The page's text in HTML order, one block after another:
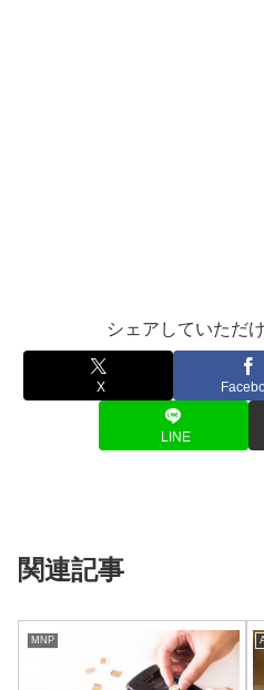
シェアしていただ
X
LINE
関連記事
MNP